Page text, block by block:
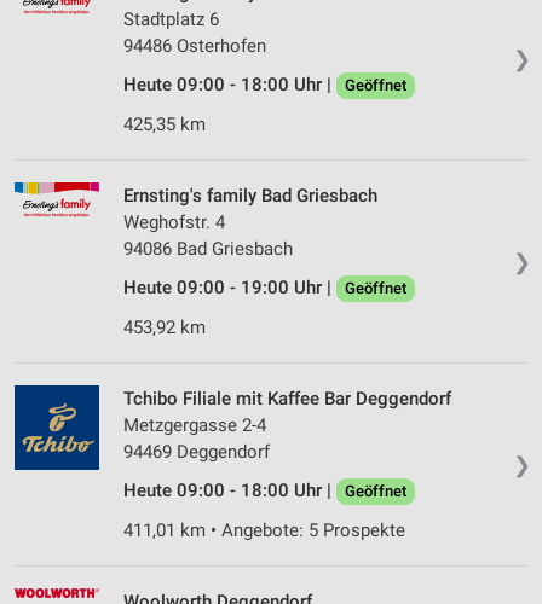
❯
Stadtplatz 6
94486 Osterhofen
Heute 09:00 - 18:00 Uhr |
Geöffnet
425,35 km
❯
Ernsting's family Bad Griesbach
Weghofstr. 4
94086 Bad Griesbach
Heute 09:00 - 19:00 Uhr |
Geöffnet
453,92 km
❯
Tchibo Filiale mit Kaffee Bar Deggendorf
Metzgergasse 2-4
94469 Deggendorf
Heute 09:00 - 18:00 Uhr |
Geöffnet
411,01 km • Angebote: 5 Prospekte